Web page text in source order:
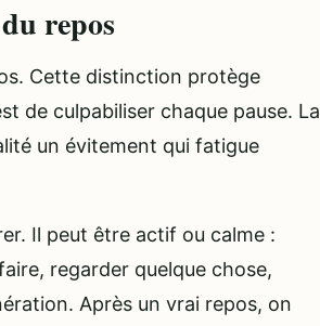
repos
Cette distinction protège
de culpabiliser chaque pause. La
un évitement qui fatigue
Il peut être actif ou calme :
regarder quelque chose,
Après un vrai repos, on